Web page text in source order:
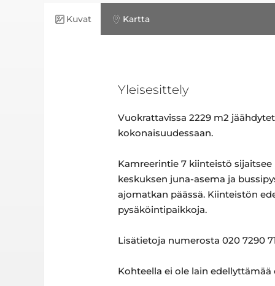
Kuvat Kartta
Yleisesittely
Vuokrattavissa 2229 m2
kokonaisuudessaan.
Kamreerintie 7 kiinteistö
keskuksen juna-asema ja
ajomatkan päässä. Kiinteistön
pysäköintipaikkoja.
Lisätietoja numerosta 020 7290
Kohteella ei ole lain